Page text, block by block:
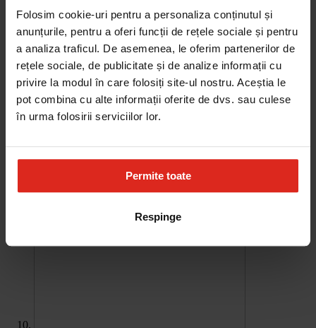
Folosim cookie-uri pentru a personaliza conținutul și
anunțurile, pentru a oferi funcții de rețele sociale și pentru
a analiza traficul. De asemenea, le oferim partenerilor de
rețele sociale, de publicitate și de analize informații cu
privire la modul în care folosiți site-ul nostru. Aceștia le
pot combina cu alte informații oferite de dvs. sau culese
în urma folosirii serviciilor lor.
Permite toate
Respinge
-10%
Chiuveta Maris MRG 610-60
was 2.580,20 RON Pret special 2.322,18 RON